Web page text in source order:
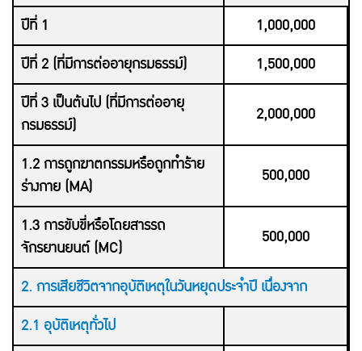
ปีที่ 1
1,000,000
ปีที่ 2 (ที่มีการต่ออายุกรมธรรม์)
1,500,000
ปีที่ 3 เป็นต้นไป (ที่มีการต่ออายุ
กรมธรรม์)
2,000,000
1.2 การถูกฆาตกรรมหรือถูกทำร้าย
ร่างกาย (MA)
500,000
1.3 การขับขี่หรือโดยสารรถ
จักรยานยนต์ (MC)
500,000
2. การเสียชีวิตจากอุบัติเหตุในวันหยุดประจำปี เนื่องจาก
2.1 อุบัติเหตุทั่วไป